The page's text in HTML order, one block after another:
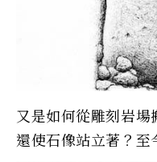
又是如何從雕刻岩
還使石像站立著？至